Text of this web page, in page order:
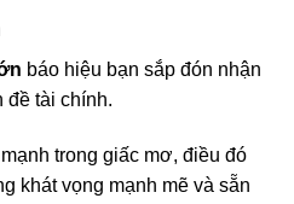
báo hiệu bạn sắp đón nhận
đề tài chính.
trong giấc mơ, điều đó
khát vọng mạnh mẽ và sẵn